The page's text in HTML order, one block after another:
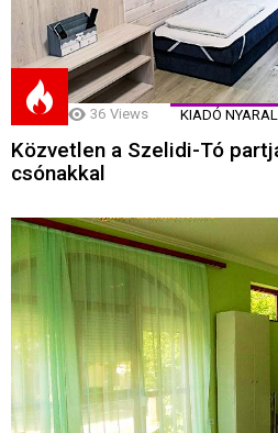
36 Views KIADÓ
Közvetlen a Szelidi-Tó
csónakkal